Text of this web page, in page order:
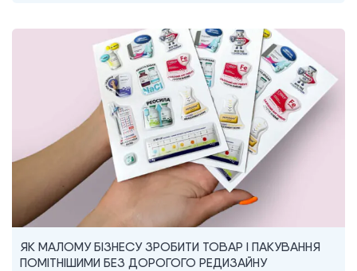
ЯК МАЛОМУ БІЗНЕСУ ЗРОБИТИ ТОВАР І ПАКУВАННЯ
ПОМІТНІШИМИ БЕЗ ДОРОГОГО РЕДИЗАЙНУ